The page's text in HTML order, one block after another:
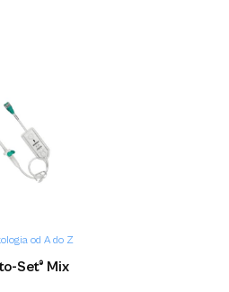
od A do Z
Set® Mix